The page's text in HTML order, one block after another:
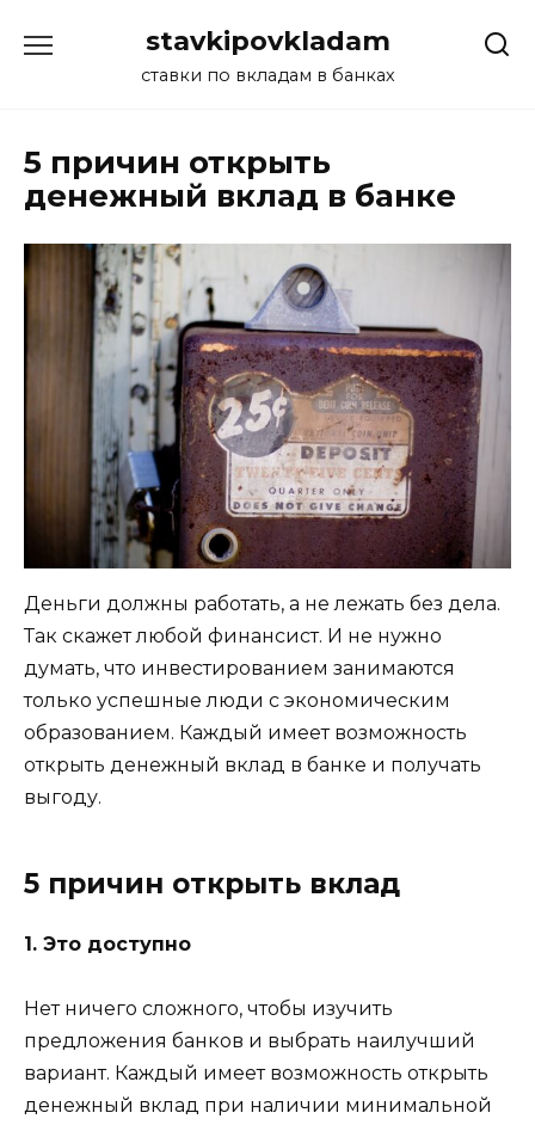
stavkipovkladam
ставки по вкладам в банках
5 причин открыть
денежный вклад в банке
Деньги должны работать, а не лежать без дела.
Так скажет любой финансист. И не нужно
думать, что инвестированием занимаются
только успешные люди с экономическим
образованием. Каждый имеет возможность
открыть денежный вклад в банке и получать
выгоду.
5 причин открыть вклад
1. Это доступно
Нет ничего сложного, чтобы изучить
предложения банков и выбрать наилучший
вариант. Каждый имеет возможность открыть
денежный вклад при наличии минимальной